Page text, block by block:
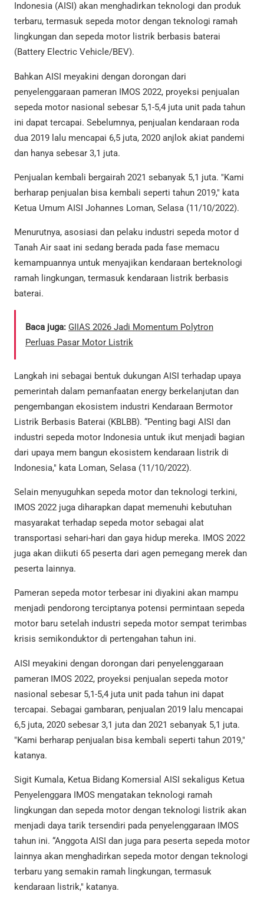
Indonesia (AISI) akan menghadirkan teknologi dan produk
terbaru, termasuk sepeda motor dengan teknologi ramah
lingkungan dan sepeda motor listrik berbasis baterai
(Battery Electric Vehicle/BEV).
Bahkan AISI meyakini dengan dorongan dari
penyelenggaraan pameran IMOS 2022, proyeksi penjualan
sepeda motor nasional sebesar 5,1-5,4 juta unit pada tahun
ini dapat tercapai. Sebelumnya, penjualan kendaraan roda
dua 2019 lalu mencapai 6,5 juta, 2020 anjlok akiat pandemi
dan hanya sebesar 3,1 juta.
Penjualan kembali bergairah 2021 sebanyak 5,1 juta. "Kami
berharap penjualan bisa kembali seperti tahun 2019," kata
Ketua Umum AISI Johannes Loman, Selasa (11/10/2022).
Menurutnya, asosiasi dan pelaku industri sepeda motor d
Tanah Air saat ini sedang berada pada fase memacu
kemampuannya untuk menyajikan kendaraan berteknologi
ramah lingkungan, termasuk kendaraan listrik berbasis
baterai.
Baca juga: GIIAS 2026 Jadi Momentum Polytron
Perluas Pasar Motor Listrik
Langkah ini sebagai bentuk dukungan AISI terhadap upaya
pemerintah dalam pemanfaatan energy berkelanjutan dan
pengembangan ekosistem industri Kendaraan Bermotor
Listrik Berbasis Baterai (KBLBB). “Penting bagi AISI dan
industri sepeda motor Indonesia untuk ikut menjadi bagian
dari upaya mem bangun ekosistem kendaraan listrik di
Indonesia," kata Loman, Selasa (11/10/2022).
Selain menyuguhkan sepeda motor dan teknologi terkini,
IMOS 2022 juga diharapkan dapat memenuhi kebutuhan
masyarakat terhadap sepeda motor sebagai alat
transportasi sehari-hari dan gaya hidup mereka. IMOS 2022
juga akan diikuti 65 peserta dari agen pemegang merek dan
peserta lainnya.
Pameran sepeda motor terbesar ini diyakini akan mampu
menjadi pendorong terciptanya potensi permintaan sepeda
motor baru setelah industri sepeda motor sempat terimbas
krisis semikonduktor di pertengahan tahun ini.
AISI meyakini dengan dorongan dari penyelenggaraan
pameran IMOS 2022, proyeksi penjualan sepeda motor
nasional sebesar 5,1-5,4 juta unit pada tahun ini dapat
tercapai. Sebagai gambaran, penjualan 2019 lalu mencapai
6,5 juta, 2020 sebesar 3,1 juta dan 2021 sebanyak 5,1 juta.
"Kami berharap penjualan bisa kembali seperti tahun 2019,"
katanya.
Sigit Kumala, Ketua Bidang Komersial AISI sekaligus Ketua
Penyelenggara IMOS mengatakan teknologi ramah
lingkungan dan sepeda motor dengan teknologi listrik akan
menjadi daya tarik tersendiri pada penyelenggaraan IMOS
tahun ini. “Anggota AISI dan juga para peserta sepeda motor
lainnya akan menghadirkan sepeda motor dengan teknologi
terbaru yang semakin ramah lingkungan, termasuk
kendaraan listrik," katanya.